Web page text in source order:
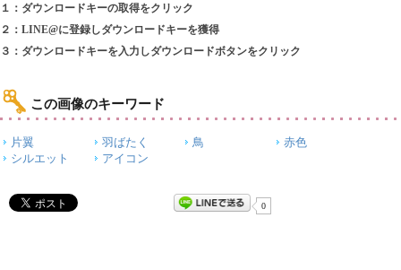
１：ダウンロードキーの取得をクリック
２：LINE@に登録しダウンロードキーを獲得
３：ダウンロードキーを入力しダウンロードボタンをクリック
この画像のキーワード
片翼 羽ばたく 鳥
赤色
シルエット
アイコン
0